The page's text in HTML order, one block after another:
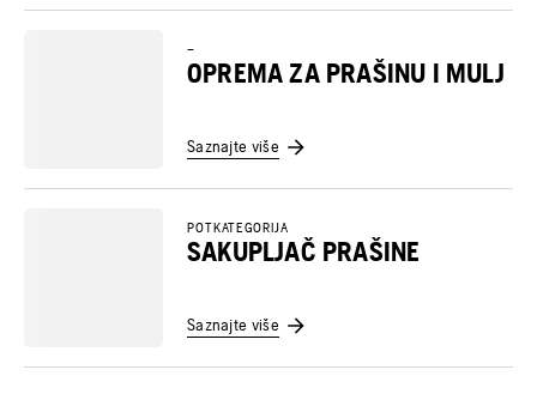
–
OPREMA ZA PRAŠINU I MULJ
Saznajte više
POTKATEGORIJA
SAKUPLJAČ PRAŠINE
Saznajte više